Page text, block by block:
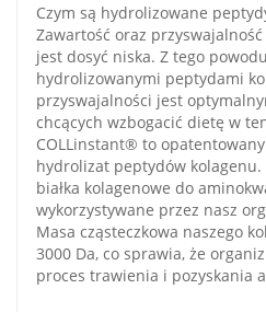
Czym są hydrolizowane
Zawartość oraz
jest dosyć niska. Z tego
hydrolizowanymi peptydami
przyswajalności jest
chcących wzbogacić dietę w
COLLinstant® to
hydrolizat peptydów
białka kolagenowe do
wykorzystywane przez nasz
Masa cząsteczkowa naszego
3000 Da, co sprawia, że
proces trawienia i pozyskania